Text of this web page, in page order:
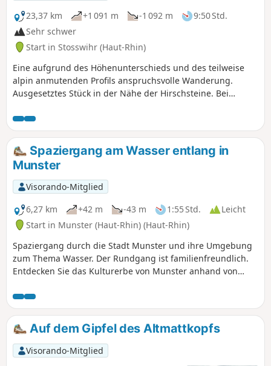
23,37 km
+1 091 m -1 092 m
9:50 Std.
Sehr schwer
Start in Stosswihr (Haut-Rhin)
Eine aufgrund des Höhenunterschieds und des teilweise
alpin anmutenden Profils anspruchsvolle Wanderung.
Ausgesetztes Stück in der Nähe der Hirschsteine. Bei
Ausblicke auf Moore und Seen und vielleicht sogar Gämse,
wenn der Wanderer sich unauffällig verhält (in der
Umgebung der Hirschsteine und in den Felsen auf den
Graten). In der vorgeschlagenen Richtung verlaufen alle
Aufstiege im Schatten. Auf den Gratpassagen oder
Abstiegen entdecken Sie einen Teil der „Must-Sees“ der
Hochvogesen!
Spaziergang am Wasser entlang in
Munster
Visorando-Mitglied
6,27 km
+42 m -43 m 1:55 Std.
Leicht
Start in Munster (Haut-Rhin) (Haut-Rhin)
Spaziergang durch die Stadt Munster und ihre Umgebung
zum Thema Wasser. Der Rundgang ist familienfreundlich.
Entdecken Sie das Kulturerbe von Munster anhand von
entlang der Strecke aufgestellt sind. Verweilen Sie
insbesondere bei den alten Waschhäusern. Der
Spaziergang bietet zudem die Gelegenheit, die noch in
Betrieb befindlichen Wasserkraftwerke zu sehen.
Auf dem Gipfel des Altmattkopfs
Visorando-Mitglied